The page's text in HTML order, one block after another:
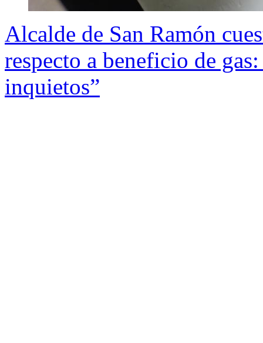
Alcalde de San Ramón
respecto a beneficio de
inquietos”